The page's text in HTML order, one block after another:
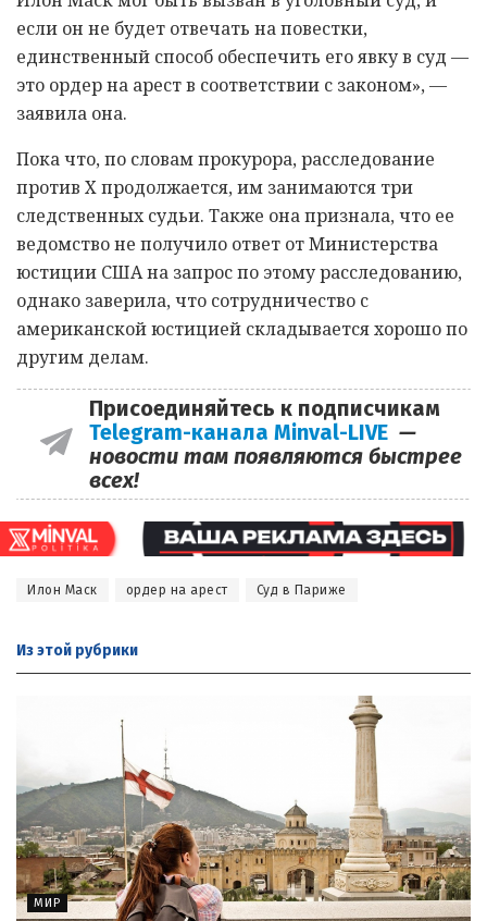
если он не будет отвечать на повестки,
единственный способ обеспечить его явку в суд —
это ордер на арест в соответствии с законом», —
заявила она.
Пока что, по словам прокурора, расследование
против X продолжается, им занимаются три
следственных судьи. Также она признала, что ее
ведомство не получило ответ от Министерства
юстиции США на запрос по этому расследованию,
однако заверила, что сотрудничество с
американской юстицией складывается хорошо по
другим делам.
Присоединяйтесь к подписчикам
Telegram-канала Minval-LIVE —
новости там появляются быстрее
всех!
Илон Маск ордер на арест Суд в Париже
Из этой рубрики
МИР